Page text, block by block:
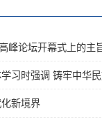
峰论坛开幕式上的主
习时强调 铸牢中华
新境界